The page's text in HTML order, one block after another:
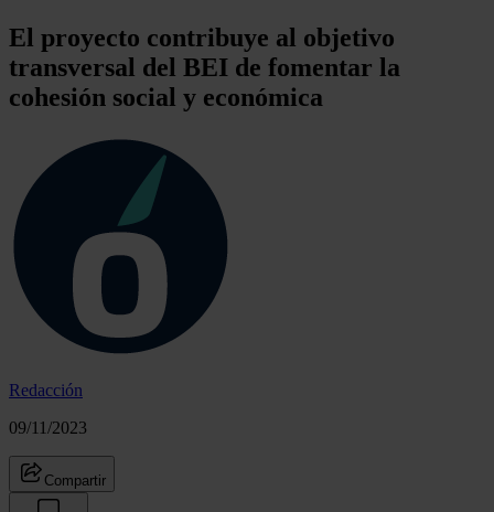
El proyecto contribuye al objetivo
transversal del BEI de fomentar la
cohesión social y económica
Redacción
09/11/2023
Compartir